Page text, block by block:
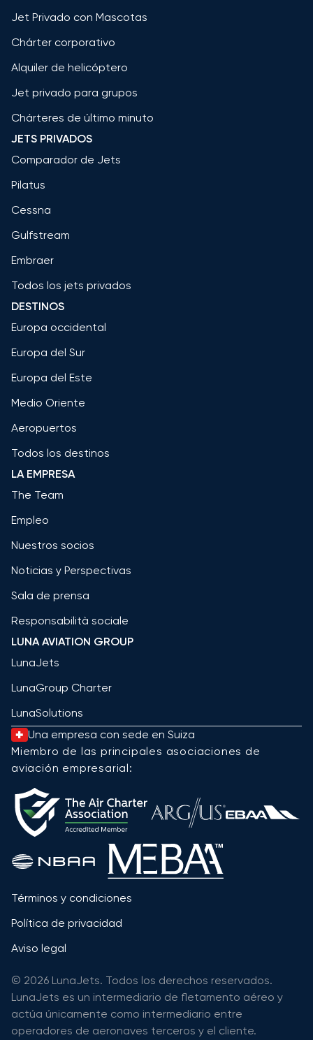
Jet Privado con Mascotas
Chárter corporativo
Alquiler de helicóptero
Jet privado para grupos
Chárteres de último minuto
JETS PRIVADOS
Comparador de Jets
Pilatus
Cessna
Gulfstream
Embraer
Todos los jets privados
DESTINOS
Europa occidental
Europa del Sur
Europa del Este
Medio Oriente
Aeropuertos
Todos los destinos
LA EMPRESA
The Team
Empleo
Nuestros socios
Noticias y Perspectivas
Sala de prensa
Responsabilità sociale
LUNA AVIATION GROUP
LunaJets
LunaGroup Charter
LunaSolutions
Una empresa con sede en Suiza
Miembro de las principales asociaciones de
aviación empresarial:
Términos y condiciones
Política de privacidad
Aviso legal
© 2026 LunaJets. Todos los derechos reservados.
LunaJets es un intermediario de fletamento aéreo y
actúa únicamente como intermediario entre
operadores de aeronaves terceros y el cliente.